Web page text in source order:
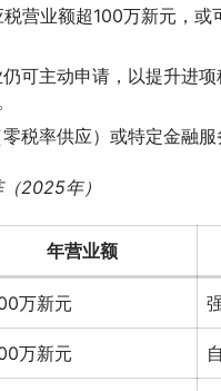
税营业额超100万新元，
仍可主动申请，以提升进
零税率供应）或特定金融
2025年）
年营业额
万新元
万新元